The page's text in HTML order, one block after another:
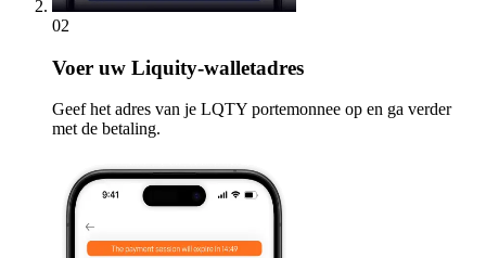
02
Voer uw Liquity-walletadres
Geef het adres van je LQTY portemonnee op en ga verder
met de betaling.